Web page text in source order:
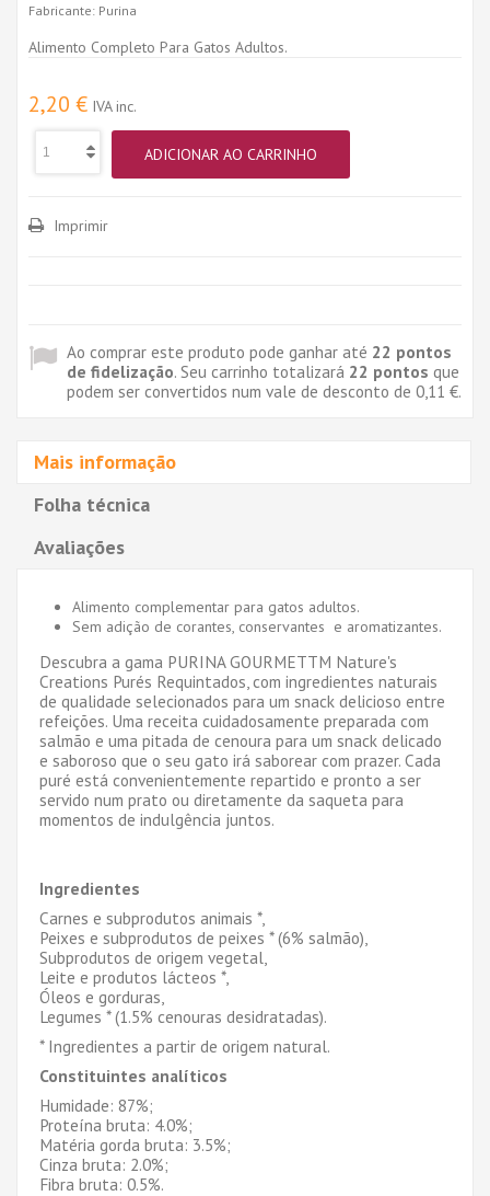
Fabricante: Purina
Alimento Completo Para Gatos Adultos.
2,20 € IVA inc.
ADICIONAR AO CARRINHO
Imprimir
Ao comprar este produto pode ganhar até 22 pontos
de fidelização. Seu carrinho totalizará 22 pontos que
podem ser convertidos num vale de desconto de 0,11 €.
Mais informação
Folha técnica
Avaliações
Alimento complementar para gatos adultos.
Sem adição de corantes, conservantes e aromatizantes.
Descubra a gama PURINA GOURMETTM Nature's
Creations Purés Requintados, com ingredientes naturais
de qualidade selecionados para um snack delicioso entre
refeições. Uma receita cuidadosamente preparada com
salmão e uma pitada de cenoura para um snack delicado
e saboroso que o seu gato irá saborear com prazer. Cada
puré está convenientemente repartido e pronto a ser
servido num prato ou diretamente da saqueta para
momentos de indulgência juntos.
Ingredientes
Carnes e subprodutos animais *,
Peixes e subprodutos de peixes * (6% salmão),
Subprodutos de origem vegetal,
Leite e produtos lácteos *,
Óleos e gorduras,
Legumes * (1.5% cenouras desidratadas).
* Ingredientes a partir de origem natural.
Constituintes analíticos
Humidade: 87%;
Proteína bruta: 4.0%;
Matéria gorda bruta: 3.5%;
Cinza bruta: 2.0%;
Fibra bruta: 0.5%.